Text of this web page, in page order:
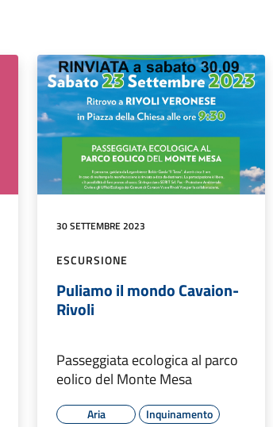
30 SETTEMBRE 2023
ESCURSIONE
Puliamo il mondo Cavaion-
Rivoli
Passeggiata ecologica al parco
eolico del Monte Mesa
Aria
Inquinamento